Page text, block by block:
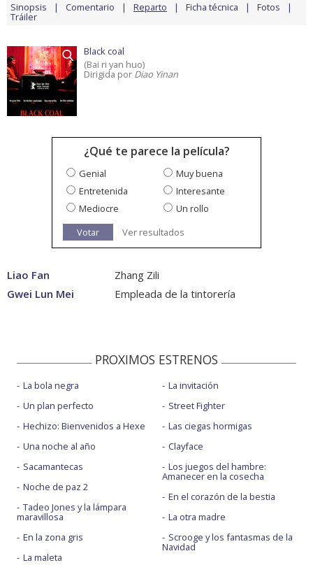
Sinopsis Comentario Reparto Ficha técnica Fotos
Tráiler
Black coal
(Bai ri yan huo)
Dirigida por Diao Yinan
¿Qué te parece la película?
Genial
Muy buena
Entretenida
Interesante
Mediocre
Un rollo
Votar
Ver resultados
Liao Fan
Zhang Zili
Gwei Lun Mei
Empleada de la tintorería
PROXIMOS ESTRENOS
La bola negra
Un plan perfecto
Hechizo: Bienvenidos a Hexe
Una noche al año
Sacamantecas
Noche de paz 2
Tadeo Jones y la lámpara
maravillosa
En la zona gris
La maleta
La invitación
Street Fighter
Las ciegas hormigas
Clayface
Los juegos del hambre:
Amanecer en la cosecha
En el corazón de la bestia
La otra madre
Scrooge y los fantasmas de la
Navidad